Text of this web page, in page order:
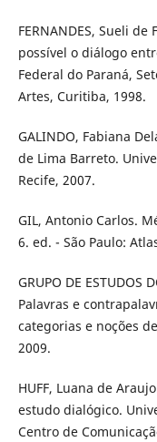
FERNANDES, Sueli
possível o diálogo
Federal do Paraná,
Artes, Curitiba, 1998.
GALINDO, Fabiana
de Lima Barreto.
Recife, 2007.
GIL, Antonio Carlos.
6. ed. - São Paulo:
GRUPO DE ESTUDOS
Palavras e
categorias e noções
2009.
HUFF, Luana de
estudo dialógico.
Centro de